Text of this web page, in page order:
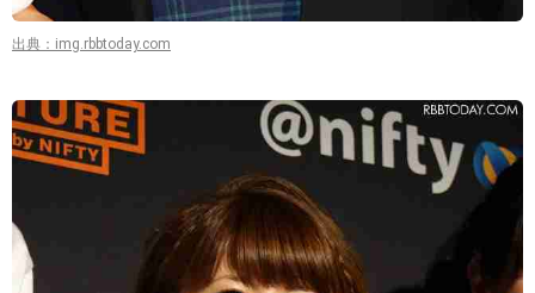
出典：img.rbbtoday.com